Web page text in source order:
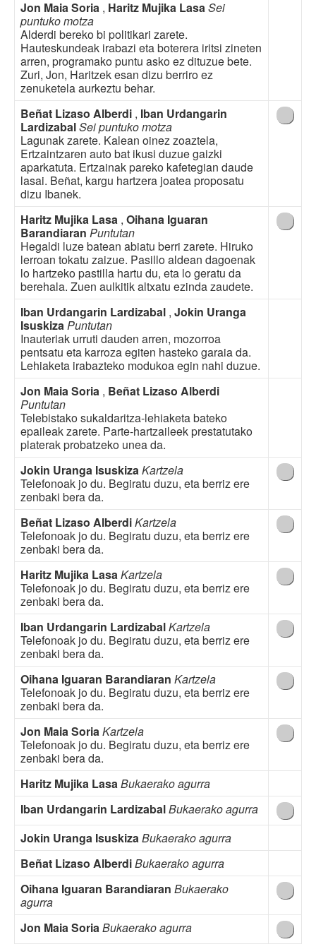
Jon Maia Soria , Haritz Mujika LasaSei
puntuko motza
Alderdi bereko bi politikari zarete.
Hauteskundeak irabazi eta boterera iritsi zineten
arren, programako puntu asko ez dituzue bete.
Zuri, Jon, Haritzek esan dizu berriro ez
zenuketela aurkeztu behar.
Beñat Lizaso Alberdi , Iban Urdangarin
LardizabalSei puntuko motza
Lagunak zarete. Kalean oinez zoaztela,
Ertzaintzaren auto bat ikusi duzue gaizki
aparkatuta. Ertzainak pareko kafetegian daude
lasai. Beñat, kargu hartzera joatea proposatu
dizu Ibanek.
Haritz Mujika Lasa , Oihana Iguaran
Barandiaran Puntutan
Hegaldi luze batean abiatu berri zarete. Hiruko
lerroan tokatu zaizue. Pasillo aldean dagoenak
lo hartzeko pastilla hartu du, eta lo geratu da
berehala. Zuen aulkitik altxatu ezinda zaudete.
Iban Urdangarin Lardizabal , Jokin Uranga
IsuskizaPuntutan
Inauteriak urruti dauden arren, mozorroa
pentsatu eta karroza egiten hasteko garaia da.
Lehiaketa irabazteko modukoa egin nahi duzue.
Jon Maia Soria , Beñat Lizaso Alberdi
Puntutan
Telebistako sukaldaritza-lehiaketa bateko
epaileak zarete. Parte-hartzaileek prestatutako
platerak probatzeko unea da.
Jokin Uranga IsuskizaKartzela
Telefonoak jo du. Begiratu duzu, eta berriz ere
zenbaki bera da.
Beñat Lizaso AlberdiKartzela
Telefonoak jo du. Begiratu duzu, eta berriz ere
zenbaki bera da.
Haritz Mujika LasaKartzela
Telefonoak jo du. Begiratu duzu, eta berriz ere
zenbaki bera da.
Iban Urdangarin LardizabalKartzela
Telefonoak jo du. Begiratu duzu, eta berriz ere
zenbaki bera da.
Oihana Iguaran Barandiaran Kartzela
Telefonoak jo du. Begiratu duzu, eta berriz ere
zenbaki bera da.
Jon Maia SoriaKartzela
Telefonoak jo du. Begiratu duzu, eta berriz ere
zenbaki bera da.
Haritz Mujika LasaBukaerako agurra
Iban Urdangarin LardizabalBukaerako agurra
Jokin Uranga IsuskizaBukaerako agurra
Beñat Lizaso AlberdiBukaerako agurra
Oihana Iguaran Barandiaran Bukaerako
agurra
Jon Maia SoriaBukaerako agurra